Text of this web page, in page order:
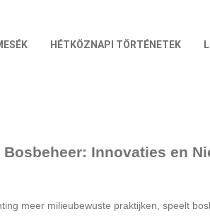
HÉTKÖZNAPI TÖRTÉNETEK
Innovaties en
meer milieubewuste praktijken, speelt